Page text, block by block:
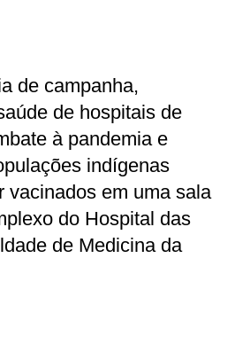
de campanha,
de hospitais de
à pandemia e
indígenas
vacinados em uma sala
do Hospital das
de Medicina da